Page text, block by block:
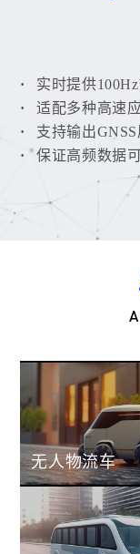
实时提供
适配多种高速
支持输出
保证高频数据
无人物流车